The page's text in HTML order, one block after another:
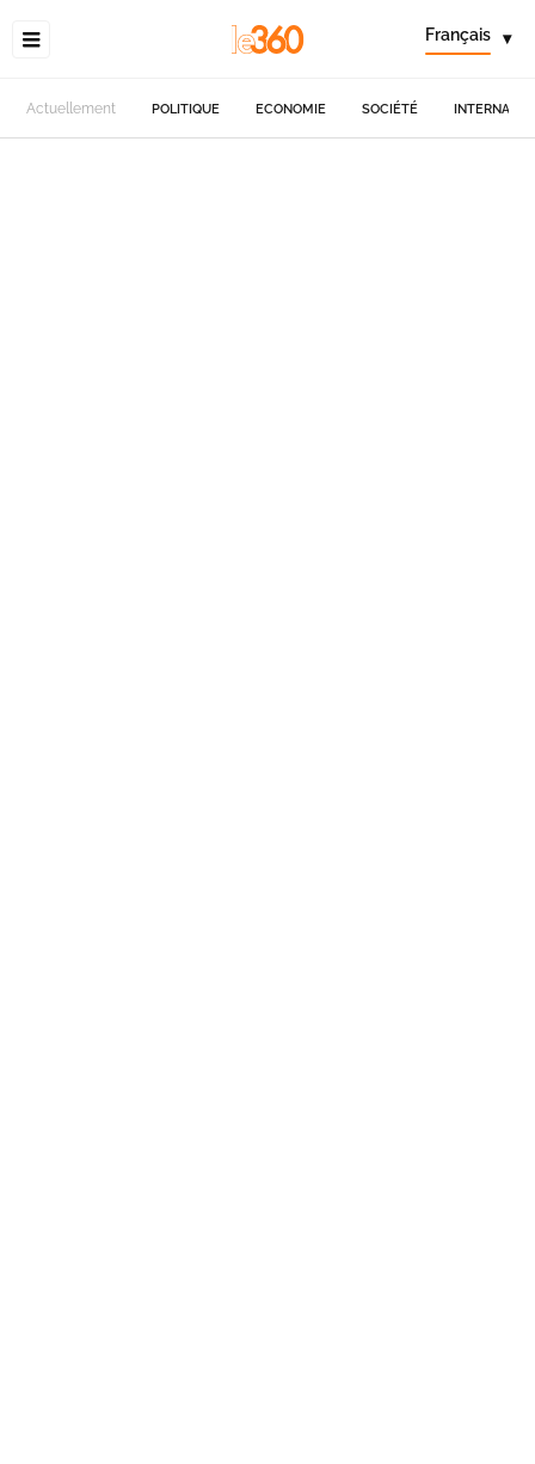
Français ▾
Actuellement POLITIQUE ECONOMIE SOCIÉTÉ